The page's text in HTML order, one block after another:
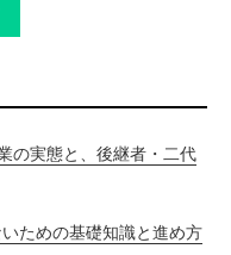
の実態と、後継者・二代
ための基礎知識と進め方